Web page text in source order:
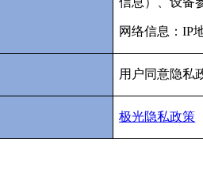
网络信息：IP
用户同意隐私
极光隐私政策